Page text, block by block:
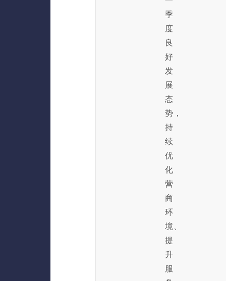
季
度
良
好
发
展
态
势，
持
续
优
化
营
商
环
境、
提
升
服